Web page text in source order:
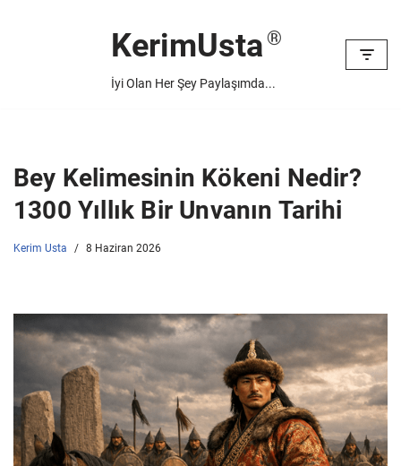
KerimUsta
İyi Olan Her Şey Paylaşımda...
Bey Kelimesinin Kökeni Nedir?
1300 Yıllık Bir Unvanın Tarihi
Kerim Usta 8 Haziran 2026